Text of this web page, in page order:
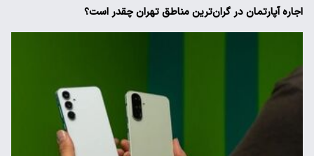
اجاره آپارتمان در گران‌ترین مناطق تهران چقدر است؟